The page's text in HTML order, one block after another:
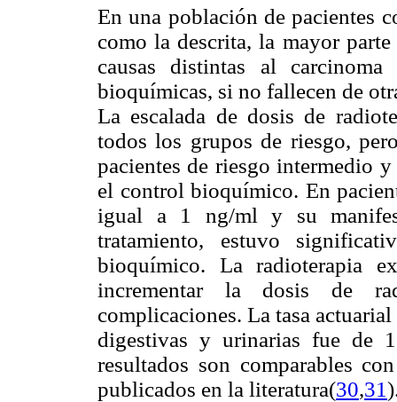
En una población de pacientes
como la descrita, la mayor
causas distintas al
bioquímicas, si no fallecen de
La escalada de dosis de
todos los grupos de riesgo,
pacientes de riesgo intermedio
el control bioquímico. En
igual a 1 ng/ml y su
tratamiento, estuvo
bioquímico. La radioterapia
incrementar la dosis de
complicaciones. La tasa
digestivas y urinarias fue de
resultados son comparables
publicados en la literatura(30,31